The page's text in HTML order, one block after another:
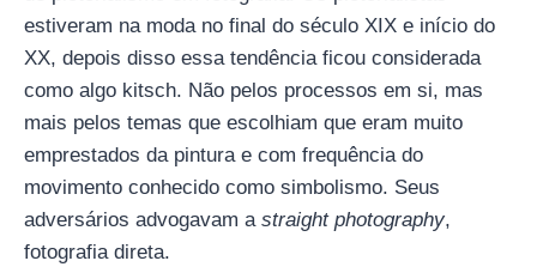
estiveram na moda no final do século XIX e início do
XX, depois disso essa tendência ficou considerada
como algo kitsch. Não pelos processos em si, mas
mais pelos temas que escolhiam que eram muito
emprestados da pintura e com frequência do
movimento conhecido como simbolismo. Seus
adversários advogavam a straight photography,
fotografia direta.